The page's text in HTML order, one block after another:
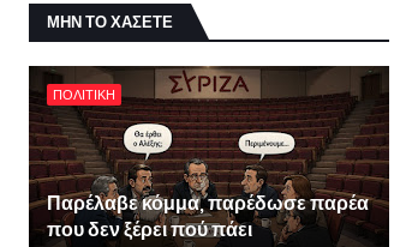
ΜΗΝ ΤΟ ΧΑΣΕΤΕ
ΠΟΛΙΤΙΚΗ
Παρέλαβε κόμμα, παρέδωσε παρέα
που δεν ξέρει πού πάει